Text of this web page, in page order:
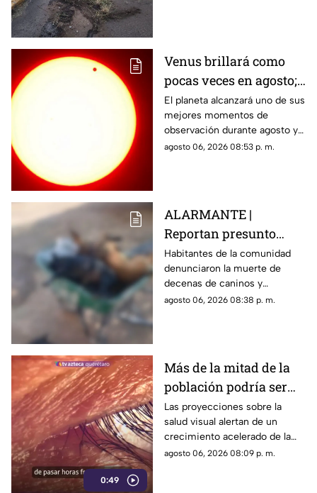
Venus brillará como
pocas veces en agosto;
a esta hora podrás
verlo durante este mes
El planeta alcanzará uno de sus
mejores momentos de
observación durante agosto y
podrá distinguirse sin
agosto 06, 2026 08:53 p. m.
ALARMANTE |
Reportan presunto
env3nen4miento de al
menos 23 perros en
esta zona de Querétaro:
IMAGENES SENSIBLES
Habitantes de la comunidad
denunciaron la muerte de
decenas de caninos y
solicitaron que se esclarezcan
agosto 06, 2026 08:38 p. m.
0:49
Más de la mitad de la
población podría ser
miope en 2050;
especialistas advierten
las causas
Las proyecciones sobre la
salud visual alertan de un
crecimiento acelerado de la
miopía y señalan que pasar
agosto 06, 2026 08:09 p. m.